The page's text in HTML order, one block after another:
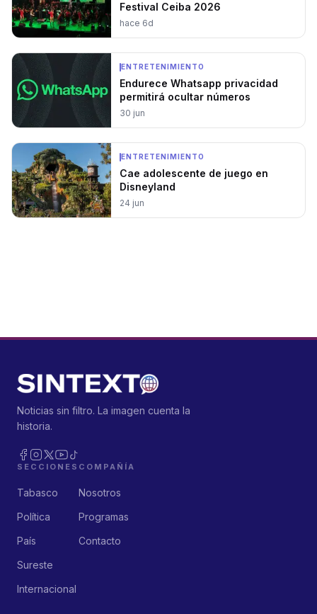
Festival Ceiba 2026
hace 6d
ENTRETENIMIENTO
Endurece Whatsapp privacidad
permitirá ocultar números
30 jun
ENTRETENIMIENTO
Cae adolescente de juego en
Disneyland
24 jun
Noticias sin filtro. La imagen cuenta la
historia.
SECCIONES
Tabasco
Política
País
Sureste
Internacional
COMPAÑÍA
Nosotros
Programas
Contacto